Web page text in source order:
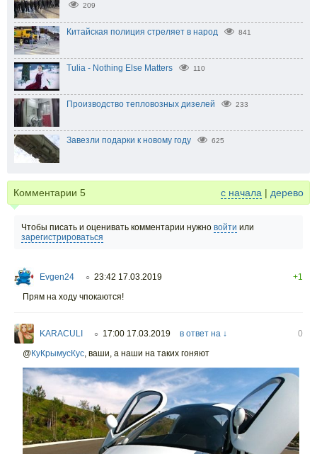
209
Китайская полиция стреляет в народ 841
Tulia - Nothing Else Matters 110
Производство тепловозных дизелей 233
Завезли подарки к новому году 625
Комментарии 5 с начала | дерево
Чтобы писать и оценивать комментарии нужно войти или
зарегистрироваться
Evgen24 ○ 23:42 17.03.2019
+1
Прям на ходу чпокаются!
KARACULI ○ 17:00 17.03.2019 в ответ на ↓
0
@КуКрымусКус ваши, а наши на таких гоняют